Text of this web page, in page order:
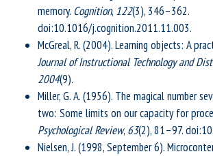
memory. Cognition, 122(3), 346–362.
doi:10.1016/j.cognition.2011.11.003.
McGreal, R. (2004). Learning objects: A
Journal of Instructional Technology and
2004(9).
Miller, G. A. (1956). The magical number
two: Some limits on our capacity for
Psychological Review, 63(2), 81–97.
Nielsen, J. (1998, September 6).